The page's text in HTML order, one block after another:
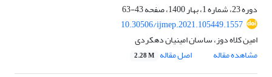
دوره 23، شماره 1، بهار 1400، صفحه
43-63
10.30506/ijmep.2021.105449.1557
امین کلاه دوز، ساسان امینیان دهکردی
مشاهده مقاله
اصل مقاله 2.28 M